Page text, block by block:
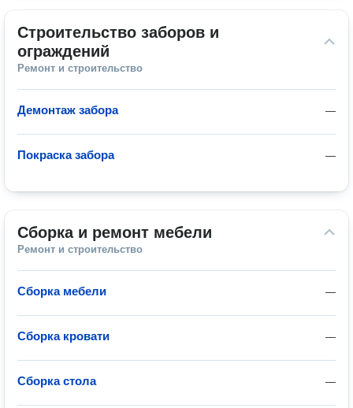
Строительство заборов и
ограждений
Ремонт и строительство
—
Демонтаж забора
—
Покраска забора
Сборка и ремонт мебели
Ремонт и строительство
—
Сборка мебели
—
Сборка кровати
—
Сборка стола